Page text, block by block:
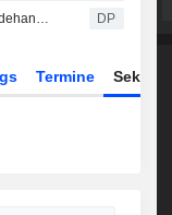
Trinkgeldabfragen könnten im Modehandel zum Trend werden DP
Termine Sektor